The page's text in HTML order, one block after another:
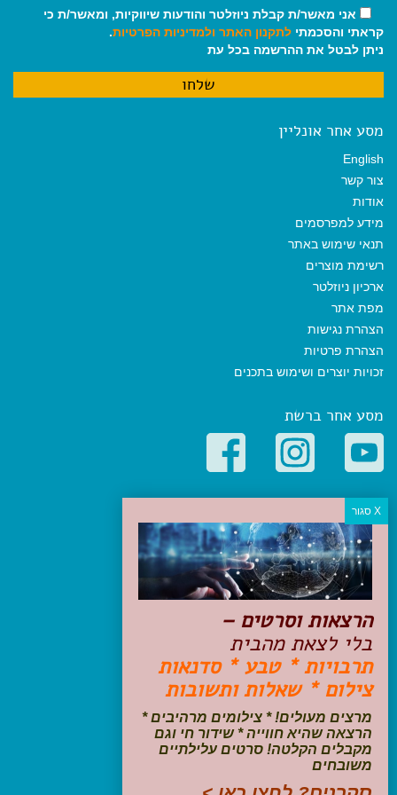
אני מאשר/ת קבלת ניוזלטר והודעות שיווקיות, ומאשר/ת כי
קראתי והסכמתי לתקנון האתר ולמדיניות הפרטיות.
ניתן לבטל את ההרשמה בכל עת
מסע אחר אונליין
English
צור קשר
אודות
מידע למפרסמים
תנאי שימוש באתר
רשימת מוצרים
ארכיון ניוזלטר
מפת אתר
הצהרת נגישות
הצהרת פרטיות
זכויות יוצרים ושימוש בתכנים
מסע אחר ברשת
קטגוריות פופולריות
יעדים
טיולים בישראל
מלונות בוטיק בישראל
טיפים והמלצות
הכנות לנסיעה
טיולי ג'יפים
טיולים עם ילדים
שייט, הפלגות, קרוזים
עקבו אחרינו בפייסבוק
הרצאות וסרטים –
בלי לצאת מהבית
תרבויות * טבע * סדנאות
צילום * שאלות ותשובות
מרצים מעולים! * צילומים מרהיבים *
הרצאה שהיא חווייה * שידור חי וגם
מקבלים הקלטה! סרטים עלילתיים
משובחים